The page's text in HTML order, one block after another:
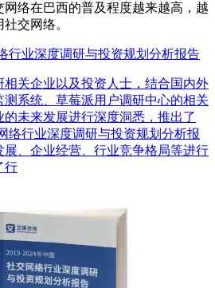
络在巴西的普及程度越来越高，越
交网络。
行业深度调研与投资规划分析报告
关企业以及投资人士，结合国内外
系统、草莓派用户调研中心的相关
未来发展进行深度洞悉，推出了
络行业深度调研与投资规划分析报
、企业经营、行业竞争格局等进行
行